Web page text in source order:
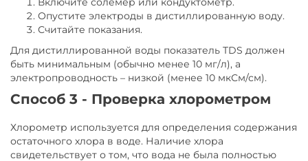
Опустите электроды в дистиллированную воду.
Считайте показания.
Для дистиллированной воды показатель TDS должен
быть минимальным (обычно менее 10 мг/л), а
электропроводность – низкой (менее 10 мкСм/см).
Способ 3 - Проверка хлорометром
Хлорометр используется для определения содержания
остаточного хлора в воде. Наличие хлора
свидетельствует о том, что вода не была полностью